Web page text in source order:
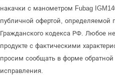
накачки с манометром Fubag
публичной офертой, определяемой
Гражданского кодекса РФ. Любое
продукте с фактическими
просим сообщать в форме
исправления.